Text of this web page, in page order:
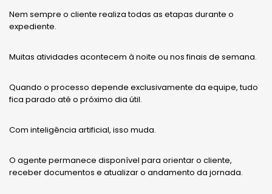
Nem sempre o cliente realiza todas as etapas durante o
expediente.
Muitas atividades acontecem à noite ou nos finais de semana.
Quando o processo depende exclusivamente da equipe, tudo
fica parado até o próximo dia útil.
Com inteligência artificial, isso muda.
O agente permanece disponível para orientar o cliente,
receber documentos e atualizar o andamento da jornada.